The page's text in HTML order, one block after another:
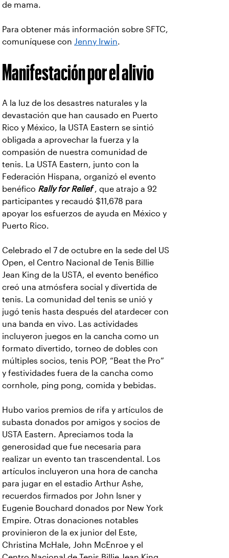
de mama.
Para obtener más información sobre SFTC,
comuníquese con Jenny Irwin.
Manifestación por el alivio
A la luz de los desastres naturales y la
devastación que han causado en Puerto
Rico y México, la USTA Eastern se sintió
obligada a aprovechar la fuerza y la
compasión de nuestra comunidad de
tenis. La USTA Eastern, junto con la
Federación Hispana, organizó el evento
benéfico Rally for Relief, que atrajo a 92
participantes y recaudó $11,678 para
apoyar los esfuerzos de ayuda en México y
Puerto Rico.
Celebrado el 7 de octubre en la sede del US
Open, el Centro Nacional de Tenis Billie
Jean King de la USTA, el evento benéfico
creó una atmósfera social y divertida de
tenis. La comunidad del tenis se unió y
jugó tenis hasta después del atardecer con
una banda en vivo. Las actividades
incluyeron juegos en la cancha como un
formato divertido, torneo de dobles con
múltiples socios, tenis POP, “Beat the Pro”
y festividades fuera de la cancha como
cornhole, ping pong, comida y bebidas.
Hubo varios premios de rifa y artículos de
subasta donados por amigos y socios de
USTA Eastern. Apreciamos toda la
generosidad que fue necesaria para
realizar un evento tan trascendental. Los
artículos incluyeron una hora de cancha
para jugar en el estadio Arthur Ashe,
recuerdos firmados por John Isner y
Eugenie Bouchard donados por New York
Empire. Otras donaciones notables
provinieron de la ex junior del Este,
Christina McHale, John McEnroe y el